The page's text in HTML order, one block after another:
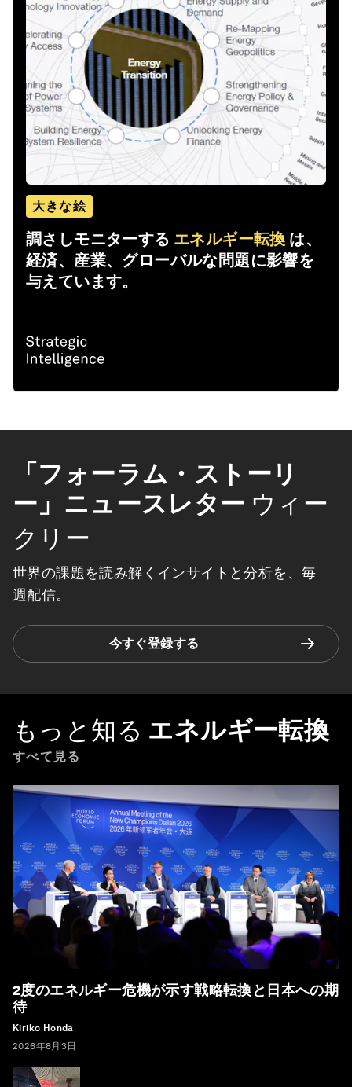
大きな絵
調さしモニターする エネルギー転換 は、
経済、産業、グローバルな問題に影響を
与えています。
「フォーラム・ストーリ
ー」ニュースレター ウィー
クリー
世界の課題を読み解くインサイトと分析を、毎
週配信。
今すぐ登録する
もっと知る エネルギー転換
すべて見る
2度のエネルギー危機が示す戦略転換と日本への期
待
Kiriko Honda
2026年8月3日